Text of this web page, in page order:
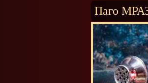
Паго